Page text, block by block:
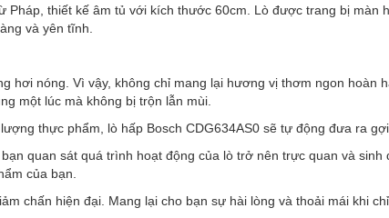
Pháp, thiết kế âm tủ với kích thước 60cm. Lò được trang bị
và yên tĩnh.
hơi nóng. Vì vậy, không chỉ mang lại hương vị thơm ngon hoàn
một lúc mà không bị trộn lẫn mùi.
thực phẩm, lò hấp Bosch CDG634AS0 sẽ tự động đưa ra
quan sát quá trình hoạt động của lò trở nên trực quan và
của bạn.
chấn hiện đại. Mang lại cho bạn sự hài lòng và thoải mái khi